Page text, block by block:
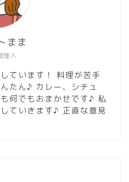
理人
まま
ています！ 料理が苦手
たん♪ カレー、シチュ
何でもおまかせです♪ 私
ていきます♪ 正直な意見